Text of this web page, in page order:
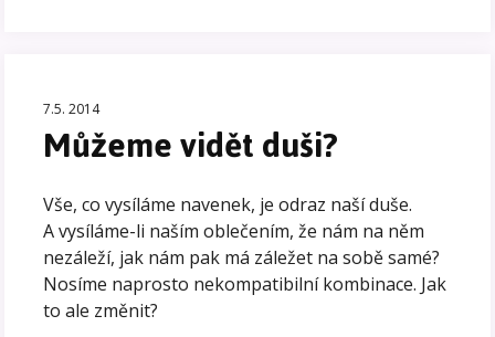
7.5. 2014
Můžeme vidět duši?
Vše, co vysíláme navenek, je odraz naší duše.
A vysíláme-li naším oblečením, že nám na něm
nezáleží, jak nám pak má záležet na sobě samé?
Nosíme naprosto nekompatibilní kombinace. Jak
to ale změnit?